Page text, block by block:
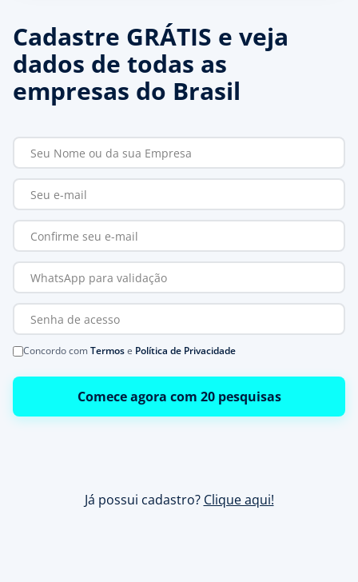
Cadastre GRÁTIS e veja
dados de todas as
empresas do Brasil
Concordo comTermose Política de Privacidade
Comece agora com 20 pesquisas
Já possui cadastro? Clique aqui!